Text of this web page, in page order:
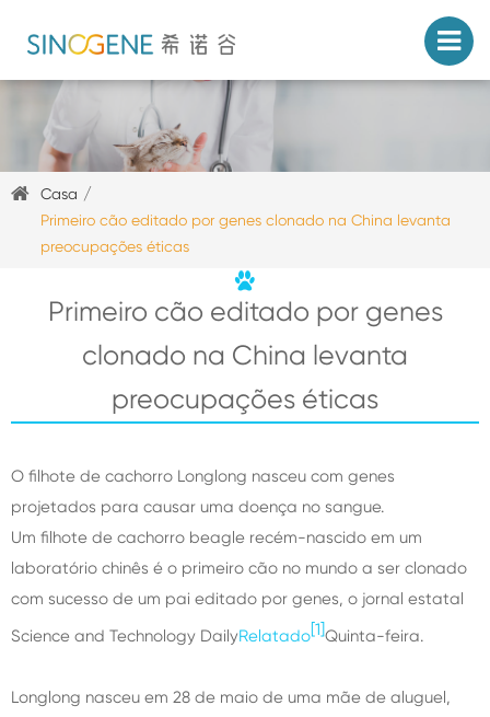
Casa
Primeiro cão editado por genes clonado na China levanta
preocupações éticas
Primeiro cão editado por genes
clonado na China levanta
preocupações éticas
O filhote de cachorro Longlong nasceu com genes
projetados para causar uma doença no sangue.
Um filhote de cachorro beagle recém-nascido em um
laboratório chinês é o primeiro cão no mundo a ser clonado
com sucesso de um pai editado por genes, o jornal estatal
Science and Technology DailyRelatado[1]Quinta-feira.
Longlong nasceu em 28 de maio de uma mãe de aluguel,